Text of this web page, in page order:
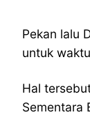
Pekan lalu
untuk
Hal
Sementara